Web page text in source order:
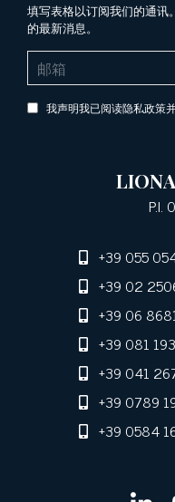
填写表格以订阅我们的通讯
的最新消息。
我声明我已阅读隐私政策
P.I.
+39 055
+39 02
+39 06
+39 081
+39 041
+39 0789
+39 0584